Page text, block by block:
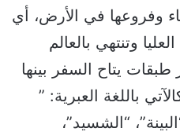
وفروعها في الأرض، أي
وتنتهي بالعالم
يتاح السفر بينها
باللغة العبرية: ”
“الشسيد”،